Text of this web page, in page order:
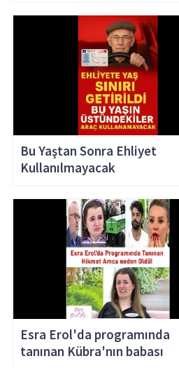
Bu Yaştan Sonra Ehliyet
Kullanılmayacak
Esra Erol'da programında
tanınan Kübra'nın babası